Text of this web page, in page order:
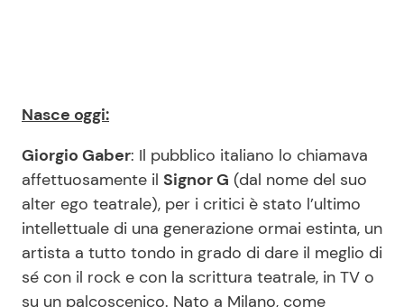
Nasce oggi:
Giorgio Gaber: Il pubblico italiano lo chiamava
affettuosamente il Signor G (dal nome del suo
alter ego teatrale), per i critici è stato l’ultimo
intellettuale di una generazione ormai estinta, un
artista a tutto tondo in grado di dare il meglio di
sé con il rock e con la scrittura teatrale, in TV o
su un palcoscenico. Nato a Milano, come